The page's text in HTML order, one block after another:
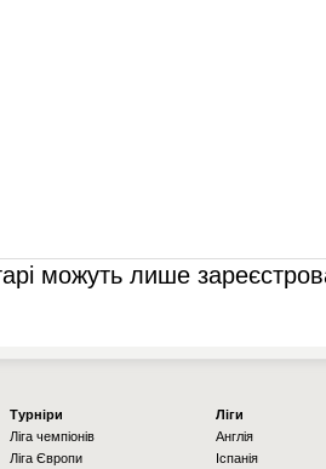
можуть лише
Турніри
Ліга чемпіонів
Ліга Європи
Ліги
Англія
Іспанія